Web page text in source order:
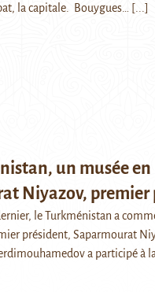
la capitale. Bouygues…
[...]
un musée
Niyazov, premier
le Turkménistan a
président, Saparmourat
a participé à